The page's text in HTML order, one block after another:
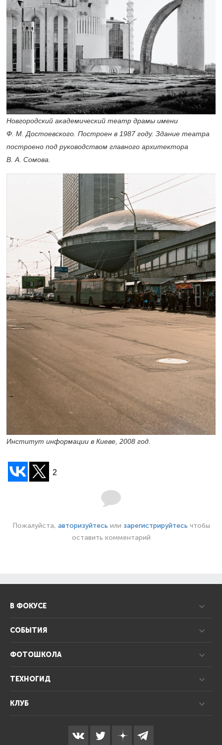
Новгородский академический театр драмы имени
Ф. М. Достоевского. Построен в 1987 году. Здание театра
построено под руководством главного архитектора
В. А. Сомова.
Институт информации в Киеве, 2008 год.
2
Пожалуйста, авторизуйтесь или зарегистрируйтесь чтобы
оставить комментарий
В ФОКУСЕ
СОБЫТИЯ
ФОТОШКОЛА
ТЕХНОГИД
КЛУБ